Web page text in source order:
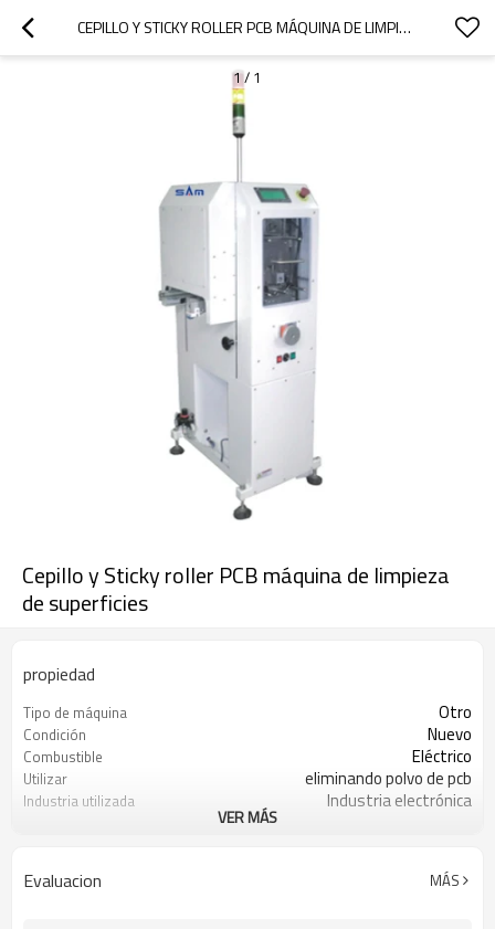
CEPILLO Y STICKY ROLLER PCB MÁQUINA DE LIMPIEZA DE SUPERFICIES
1/ 1
Cepillo y Sticky roller PCB máquina de limpieza
de superficies
propiedad
Tipo de máquina Otro
Condición Nuevo
Combustible Eléctrico
Utilizar eliminando polvo de pcb
Industria utilizada Industria electrónica
350 * 700 * 1300
VER MÁS
Evaluacion MÁS